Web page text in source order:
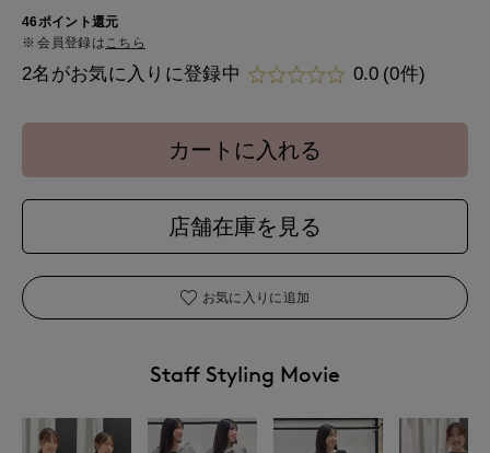
46ポイント還元
会員登録は こちら
2名がお気に入りに登録中 0.0 (0件)
カートに入れる
店舗在庫を見る
お気に入りに追加
Staff Styling Movie